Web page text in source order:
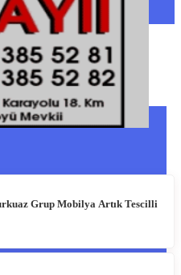
Grup Mobilya Artık Tescilli